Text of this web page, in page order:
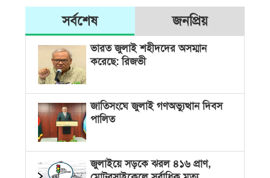
সর্বশেষ জনপ্রিয়
ভারত জুলাই শহীদদের অসম্মান
করেছে: রিজভী
জাতিসংঘে জুলাই গণঅভ্যুত্থান দিবস
পালিত
জুলাইয়ে সড়কে ঝরল ৪১৬ প্রাণ,